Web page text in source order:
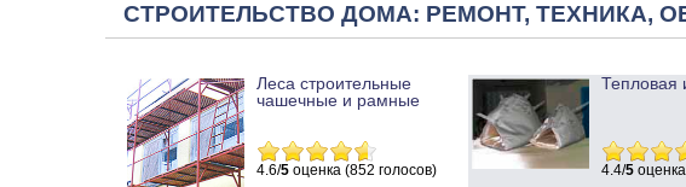
СТРОИТЕЛЬСТВО ДОМА: РЕМОНТ, ТЕХНИКА,
Леса строительные
чашечные и рамные
4.6/5 оценка (852 голосов)
Тепловая
4.4/5